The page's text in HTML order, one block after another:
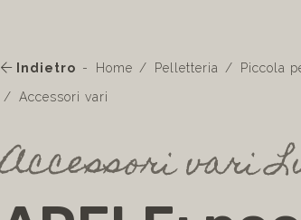
Indietro Home Pelletteria
Piccola
Accessori vari
Accessori vari